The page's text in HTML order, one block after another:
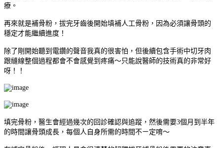
療。
再來就是補骨粉，拔完牙齒後開始填補人工骨粉，因為必須讓骨頭的
穩定才能繼續進度！
除了剛開始聽到電鑽的聲音我真的很害怕，但後續包含手術中切牙肉
跟縫線整個過程都會不會感覺到疼痛～只能說醫師的技術真的非常好
呀！！
填完骨粉，醫生會經過幾次的回診確認與追蹤，然後需要3個月到半年
的時間讓骨頭成長，每個人自身所需的時間不ㄧ定唷～